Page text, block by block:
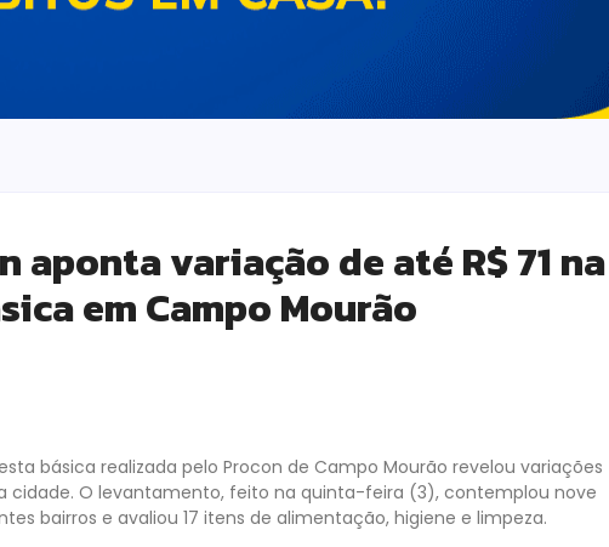
aponta variação de até R$ 71 na
em Campo Mourão
básica realizada pelo Procon de Campo Mourão revelou variações
cidade. O levantamento, feito na quinta-feira (3), contemplou nove
bairros e avaliou 17 itens de alimentação, higiene e limpeza.